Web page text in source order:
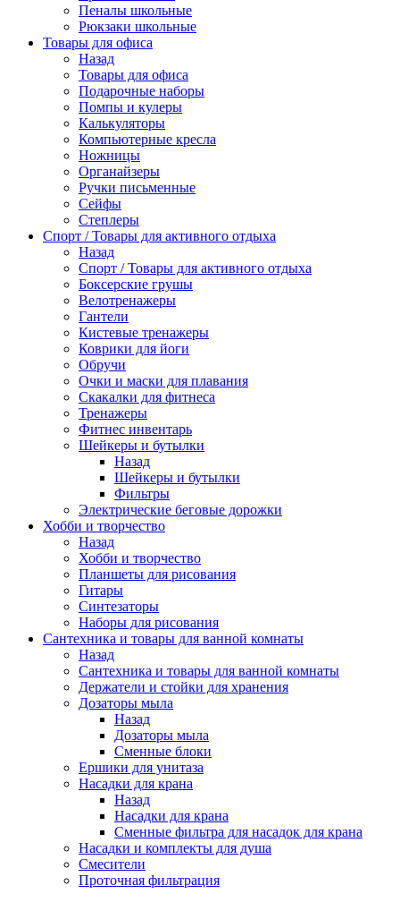
Пеналы школьные
Рюкзаки школьные
Товары для офиса
Назад
Товары для офиса
Подарочные наборы
Помпы и кулеры
Калькуляторы
Компьютерные кресла
Ножницы
Органайзеры
Ручки письменные
Сейфы
Степлеры
Спорт / Товары для активного отдыха
Назад
Спорт / Товары для активного отдыха
Боксерские грушы
Велотренажеры
Гантели
Кистевые тренажеры
Коврики для йоги
Обручи
Очки и маски для плавания
Скакалки для фитнеса
Тренажеры
Фитнес инвентарь
Шейкеры и бутылки
Назад
Шейкеры и бутылки
Фильтры
Электрические беговые дорожки
Хобби и творчество
Назад
Хобби и творчество
Планшеты для рисования
Гитары
Синтезаторы
Наборы для рисования
Сантехника и товары для ванной комнаты
Назад
Сантехника и товары для ванной комнаты
Держатели и стойки для хранения
Дозаторы мыла
Назад
Дозаторы мыла
Сменные блоки
Ершики для унитаза
Насадки для крана
Назад
Насадки для крана
Сменные фильтра для насадок для крана
Насадки и комплекты для душа
Смесители
Проточная фильтрация